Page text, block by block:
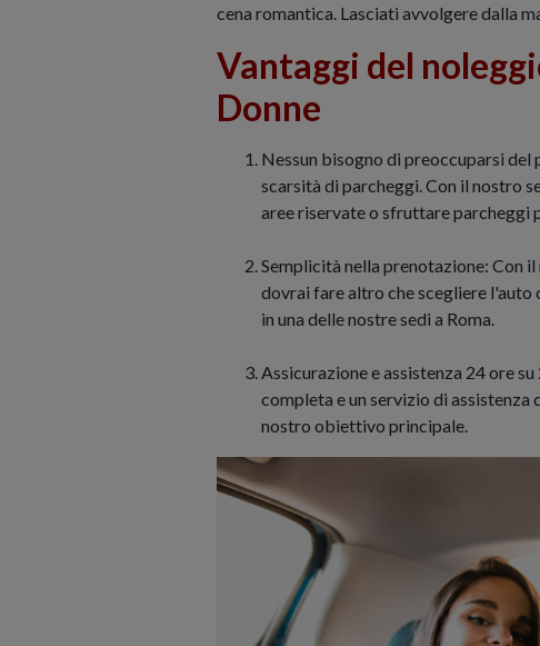
cena romantica. Lasciati avvolgere dalla
Vantaggi del
Donne
Nessun bisogno di preoccuparsi del
scarsità di parcheggi. Con il nostro
aree riservate o sfruttare parcheggi
Semplicità nella prenotazione: Con
dovrai fare altro che scegliere
in una delle nostre sedi a Roma.
Assicurazione e assistenza 24 ore
completa e un servizio di
nostro obiettivo principale.